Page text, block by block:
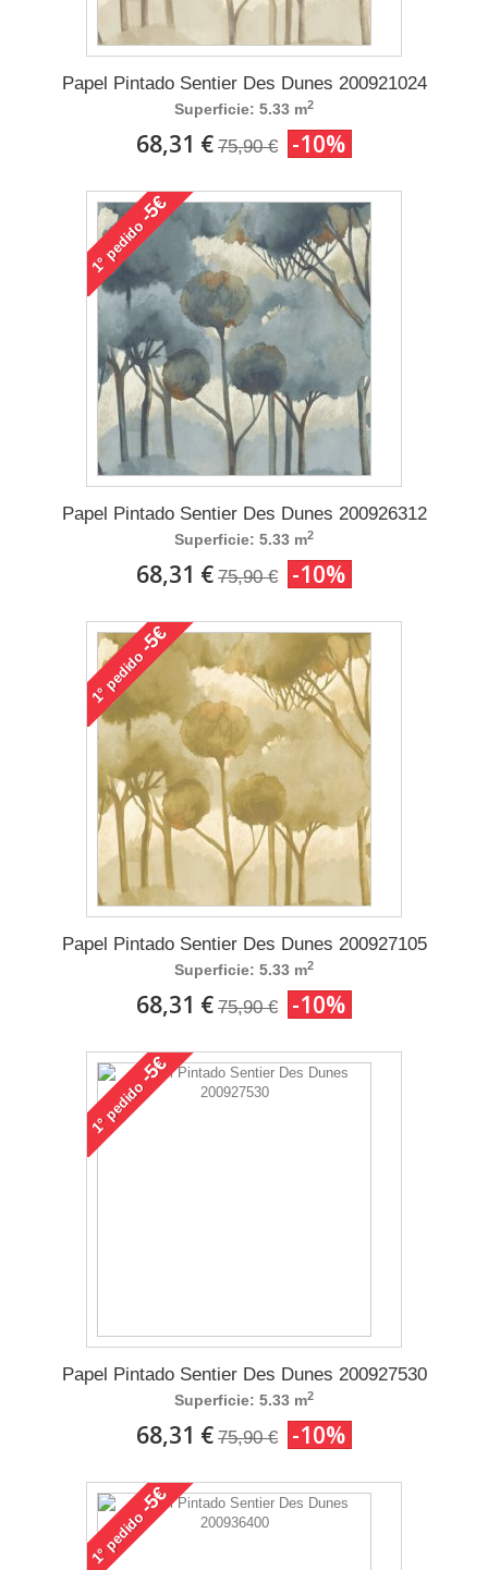
Papel Pintado Sentier Des Dunes 200921024
Superficie: 5.33 m2
68,31 € 75,90 € -10%
1°
pedido
-5€
Papel Pintado Sentier Des Dunes 200926312
Superficie: 5.33 m2
68,31 € 75,90 € -10%
1°
pedido
-5€
Papel Pintado Sentier Des Dunes 200927105
Superficie: 5.33 m2
68,31 € 75,90 € -10%
1°
pedido
-5€
Papel Pintado Sentier Des Dunes 200927530
Superficie: 5.33 m2
68,31 € 75,90 € -10%
1°
pedido
-5€